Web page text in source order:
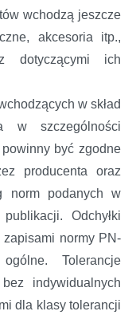
wchodzą jeszcze
akcesoria itp.,
dotyczącymi ich
w skład
szczególności
być zgodne
producenta oraz
norm podanych w
Odchyłki
normy PN-
Tolerancje
indywidualnych
dla klasy tolerancji